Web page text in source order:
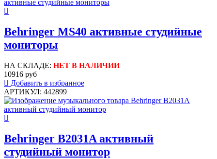
Behringer MS40 активные студийные
мониторы
НА СКЛАДЕ: НЕТ В НАЛИЧИИ
10916 руб
Добавить в избранное
АРТИКУЛ: 442899
Behringer B2031A активный
студийный монитор